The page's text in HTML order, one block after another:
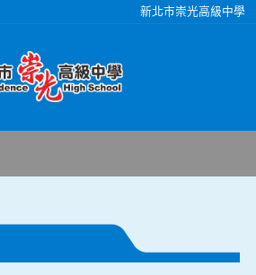
新北市崇光高級中學